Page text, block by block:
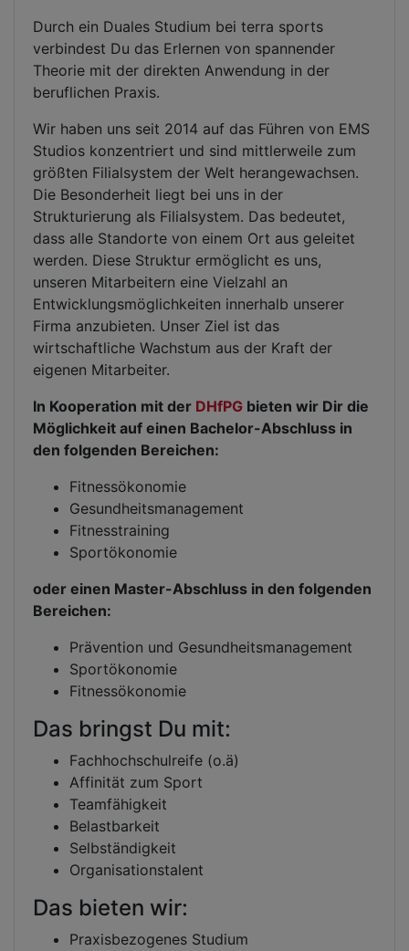
Durch ein Duales Studium bei terra sports
verbindest Du das Erlernen von spannender
Theorie mit der direkten Anwendung in der
beruflichen Praxis.
Wir haben uns seit 2014 auf das Führen von EMS
Studios konzentriert und sind mittlerweile zum
größten Filialsystem der Welt herangewachsen.
Die Besonderheit liegt bei uns in der
Strukturierung als Filialsystem. Das bedeutet,
dass alle Standorte von einem Ort aus geleitet
werden. Diese Struktur ermöglicht es uns,
unseren Mitarbeitern eine Vielzahl an
Entwicklungsmöglichkeiten innerhalb unserer
Firma anzubieten. Unser Ziel ist das
wirtschaftliche Wachstum aus der Kraft der
eigenen Mitarbeiter.
In Kooperation mit der DHfPG bieten wir Dir die
Möglichkeit auf einen Bachelor-Abschluss in
den folgenden Bereichen:
Fitnessökonomie
Gesundheitsmanagement
Fitnesstraining
Sportökonomie
oder einen Master-Abschluss in den folgenden
Bereichen:
Prävention und Gesundheitsmanagement
Sportökonomie
Fitnessökonomie
Das bringst Du mit:
Fachhochschulreife (o.ä)
Affinität zum Sport
Teamfähigkeit
Belastbarkeit
Selbständigkeit
Organisationstalent
Das bieten wir:
Praxisbezogenes Studium